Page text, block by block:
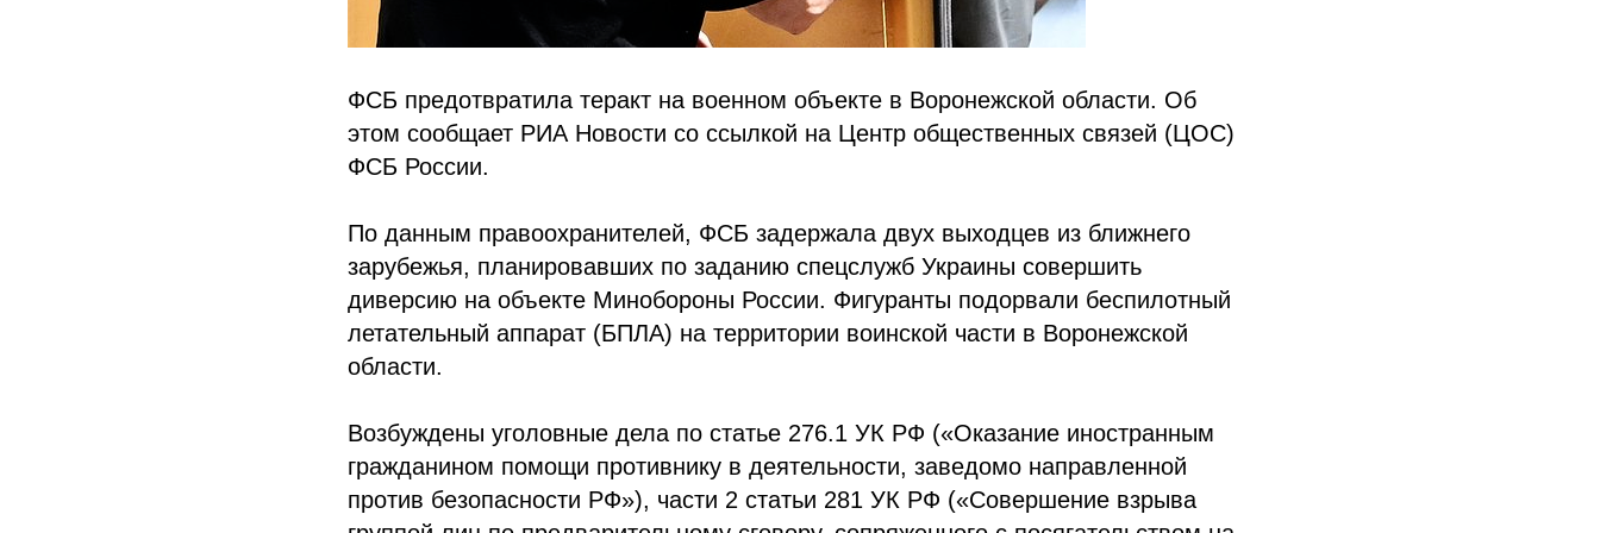
ФСБ предотвратила теракт на военном объекте в Воронежской области. Об
этом сообщает РИА Новости со ссылкой на Центр общественных связей (ЦОС)
ФСБ России.
По данным правоохранителей, ФСБ задержала двух выходцев из ближнего
зарубежья, планировавших по заданию спецслужб Украины совершить
диверсию на объекте Минобороны России. Фигуранты подорвали беспилотный
летательный аппарат (БПЛА) на территории воинской части в Воронежской
области.
Возбуждены уголовные дела по статье 276.1 УК РФ («Оказание иностранным
гражданином помощи противнику в деятельности, заведомо направленной
против безопасности РФ»), части 2 статьи 281 УК РФ («Совершение взрыва